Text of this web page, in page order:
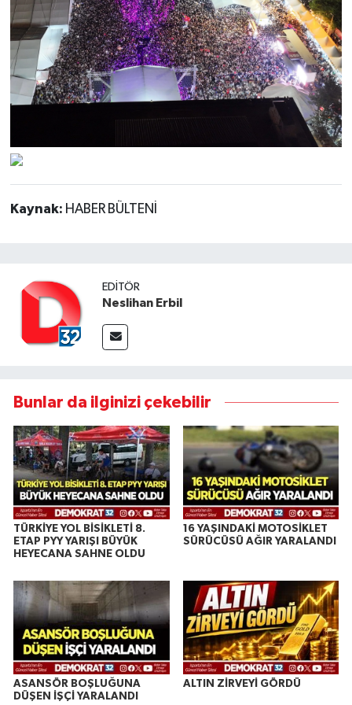
Kaynak: HABER BÜLTENİ
EDITÖR
Neslihan Erbil
Bunlar da ilginizi çekebilir
TÜRKİYE YOL BİSİKLETİ 8.
ETAP PYY YARIŞI BÜYÜK
HEYECANA SAHNE OLDU
16 YAŞINDAKİ MOTOSİKLET
SÜRÜCÜSÜ AĞIR YARALANDI
ASANSÖR BOŞLUĞUNA
DÜŞEN İŞÇİ YARALANDI
ALTIN ZİRVEYİ GÖRDÜ